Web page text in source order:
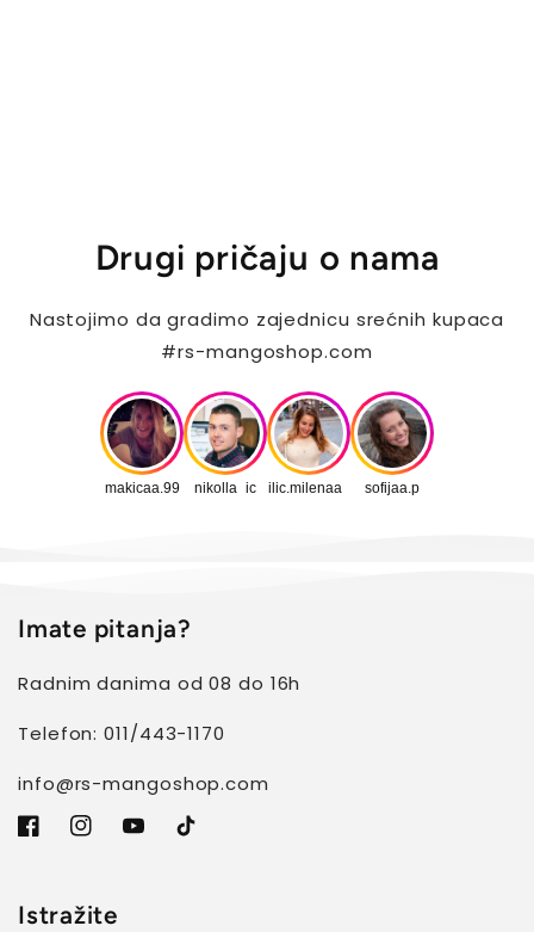
Drugi pričaju o nama
Nastojimo da gradimo zajednicu srećnih kupaca
#rs-mangoshop.com
makicaa.99 nikolla_ic ilic.milenaa_ sofijaa.p
Imate pitanja?
Radnim danima od 08 do 16h
Telefon: 011/443-1170
info@rs-mangoshop.com
FacebookInstagramYouTubeTikTok
Istražite